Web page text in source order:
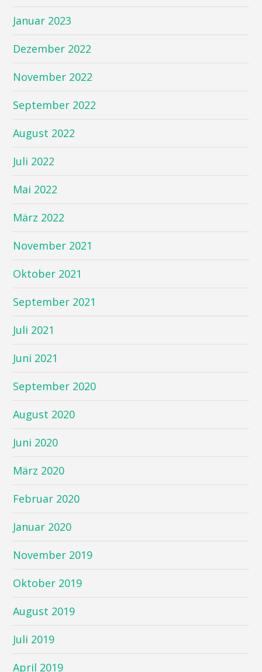
Januar 2023
Dezember 2022
November 2022
September 2022
August 2022
Juli 2022
Mai 2022
März 2022
November 2021
Oktober 2021
September 2021
Juli 2021
Juni 2021
September 2020
August 2020
Juni 2020
März 2020
Februar 2020
Januar 2020
November 2019
Oktober 2019
August 2019
Juli 2019
April 2019